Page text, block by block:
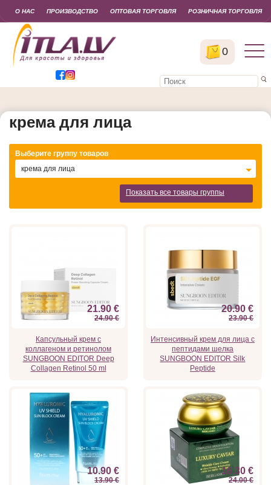
0
О НАС ПРОИЗВОДСТВО ОПТОВАЯ ТОРГОВЛЯ РОЗНИЧНАЯ ТОРГОВЛЯ
крема для лица
Показать все товары группы
Выберите группу товаров
крема для лица
21.90 €
24.90 €
Капсульный крем с
коллагеном и ретинолом
SUNGBOON EDITOR Deep
Collagen Retinol 50 ml
20.90 €
23.90 €
Интенсивный крем для лица с
пептидами шелка
SUNGBOON EDITOR Silk
Peptide
10.90 €
13.90 €
16.30 €
24.00 €